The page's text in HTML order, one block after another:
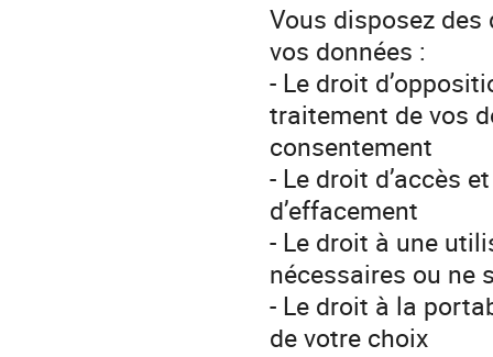
Vous disposez
vos données :
- Le droit
traitement de vos
consentement
- Le droit d’accès
d’effacement
- Le droit à une
nécessaires ou ne
- Le droit à la
de votre choix